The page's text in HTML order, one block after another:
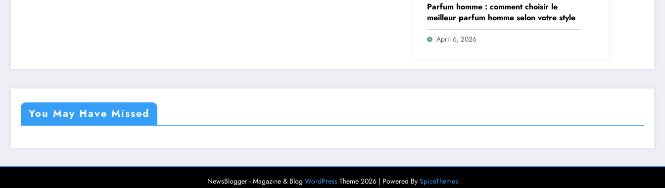
Parfum homme : comment choisir le
meilleur parfum homme selon votre style
April 6, 2026
You May Have Missed
NewsBlogger - Magazine & Blog WordPressTheme 2026 | Powered By SpiceThemes